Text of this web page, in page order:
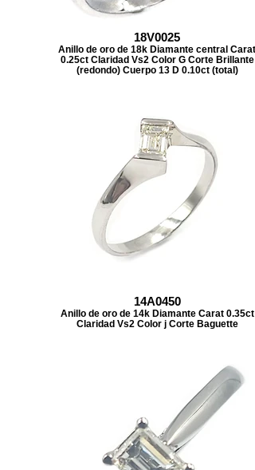
18V0025
Anillo de oro de 18k Diamante central Carat
0.25ct Claridad Vs2 Color G Corte Brillante
(redondo) Cuerpo 13 D 0.10ct (total)
14A0450
Anillo de oro de 14k Diamante Carat 0.35ct
Claridad Vs2 Color j Corte Baguette